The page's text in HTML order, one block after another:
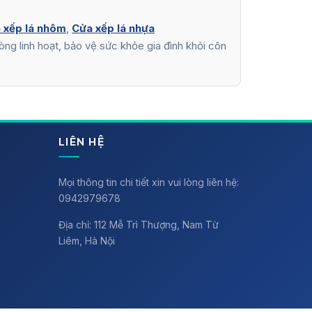
xếp lá nhôm, Cửa xếp lá nhựa
linh hoạt, bảo vệ sức khỏe gia đình khỏi côn
LIÊN HỆ
Mọi thông tin chi tiết xin vui lòng liên hệ:
0942979678
Địa chỉ: 112 Mễ Trì Thượng, Nam Từ
Liêm, Hà Nội